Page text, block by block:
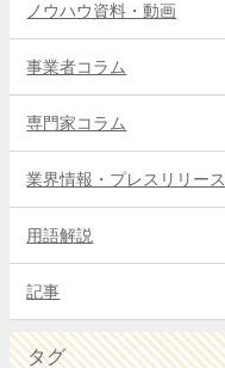
ノウハウ資料・動画
事業者コラム
専門家コラム
業界情報・プレスリリース
用語解説
記事
タグ